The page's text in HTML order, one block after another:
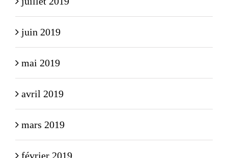
juin 2019
mai 2019
avril 2019
mars 2019
février 2019